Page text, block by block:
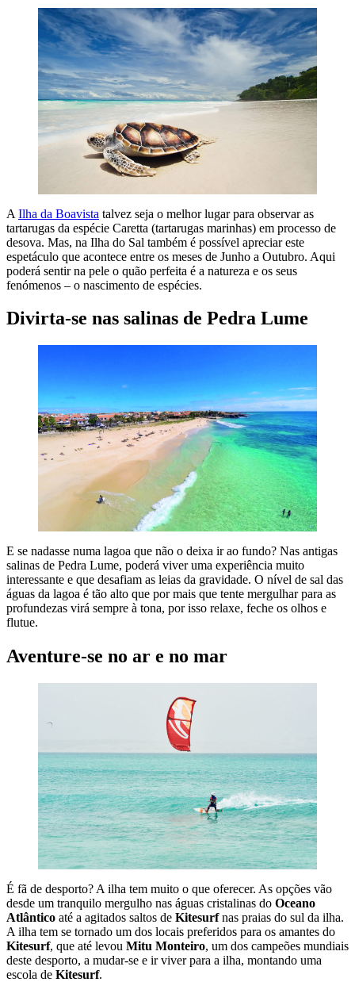
A Ilha da Boavista talvez seja o melhor lugar para observar as
tartarugas da espécie Caretta (tartarugas marinhas) em processo de
desova. Mas, na Ilha do Sal também é possível apreciar este
espetáculo que acontece entre os meses de Junho a Outubro. Aqui
poderá sentir na pele o quão perfeita é a natureza e os seus
fenómenos – o nascimento de espécies.
Divirta-se nas salinas de Pedra Lume
E se nadasse numa lagoa que não o deixa ir ao fundo? Nas antigas
salinas de Pedra Lume, poderá viver uma experiência muito
interessante e que desafiam as leias da gravidade. O nível de sal das
águas da lagoa é tão alto que por mais que tente mergulhar para as
profundezas virá sempre à tona, por isso relaxe, feche os olhos e
flutue.
Aventure-se no ar e no mar
É fã de desporto? A ilha tem muito o que oferecer. As opções vão
desde um tranquilo mergulho nas águas cristalinas do Oceano
Atlântico até a agitados saltos de Kitesurfnas praias do sul da ilha.
A ilha tem se tornado um dos locais preferidos para os amantes do
Kitesurf, que até levou Mitu Monteiro, um dos campeões mundiais
deste desporto, a mudar-se e ir viver para a ilha, montando uma
escola de Kitesurf.